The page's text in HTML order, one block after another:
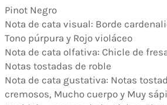
Pinot Negro
Nota de cata visual: Borde
Tono púrpura y Rojo violáceo
Nota de cata olfativa: Chicle de
Notas tostadas de roble
Nota de cata gustativa: Notas
cremosos, Mucho cuerpo y Muy